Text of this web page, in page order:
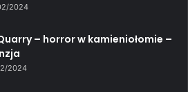
2024
– horror w kamieniołomie –
2024